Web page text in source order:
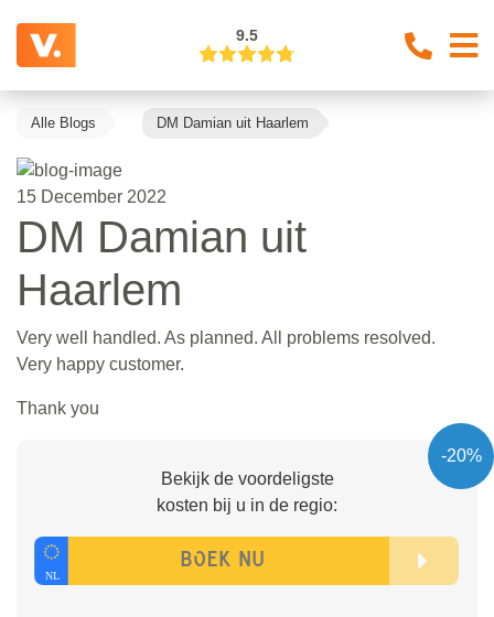
9.5
Alle Blogs DM Damian uit Haarlem
15 December 2022
DM Damian uit
Haarlem
Very well handled. As planned. All problems resolved.
Very happy customer.
Thank you
-20%
Bekijk de voordeligste
kosten bij u in de regio: